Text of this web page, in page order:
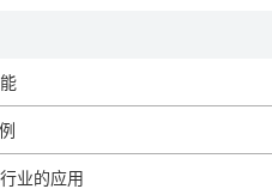
业的应用